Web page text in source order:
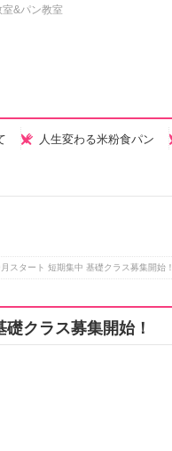
&パン教室
人生変わる米粉食パン
月スタート 短期集中 基礎クラス募集開始！
クラス募集開始！